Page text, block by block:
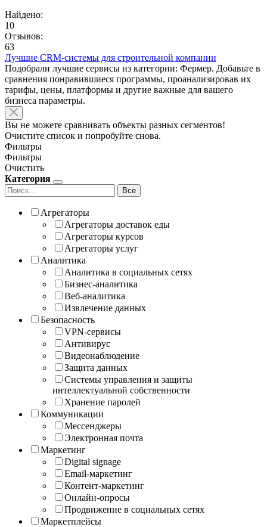
Найдено:
10
Отзывов:
63
Лучшие CRM-системы для строительной компании
Подобрали лучшие сервисы из категории: Фермер. Добавьте в
сравнения понравившиеся программы, проанализировав их
тарифы, цены, платформы и другие важные для вашего
бизнеса параметры.
Вы не можете сравнивать объекты разных сегментов!
Очистите список и попробуйте снова.
Фильтры
Фильтры
Очистить
Категория
Все
Агрегаторы
Агрегаторы доставок еды
Агрегаторы курсов
Агрегаторы услуг
Аналитика
Аналитика в социальных сетях
Бизнес-аналитика
Веб-аналитика
Извлечение данных
Безопасность
VPN-сервисы
Антивирус
Видеонаблюдение
Защита данных
Системы управления и защиты
интеллектуальной собственности
Хранение паролей
Коммуникации
Мессенджеры
Электронная почта
Маркетинг
Digital signage
Email-маркетинг
Контент-маркетинг
Онлайн-опросы
Продвижение в социальных сетях
Маркетплейсы